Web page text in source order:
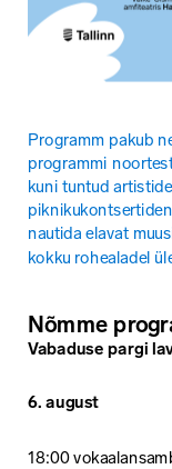
Programm pakub
programmi
kuni tuntud
nautida elavat
kokku rohealadel
Nõmme
Vabaduse pargi
6. august
18:00